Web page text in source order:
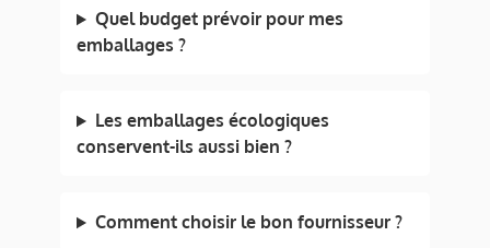
Quel budget prévoir pour mes
emballages ?
Les emballages écologiques
conservent-ils aussi bien ?
Comment choisir le bon fournisseur ?